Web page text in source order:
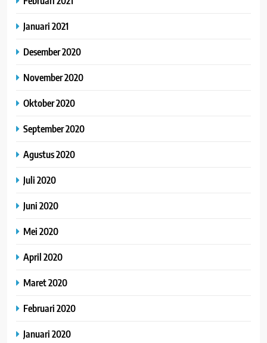
Januari 2021
Desember 2020
November 2020
Oktober 2020
September 2020
Agustus 2020
Juli 2020
Juni 2020
Mei 2020
April 2020
Maret 2020
Februari 2020
Januari 2020